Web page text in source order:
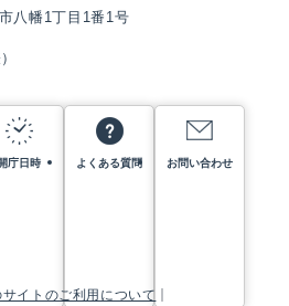
八幡1丁目1番1号
庁日時 よくある質問 お問い合わせ
サイトのご利用について